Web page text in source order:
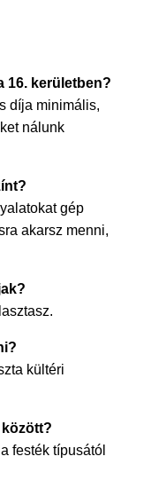
16. kerületben?
díja minimális,
nálunk
gép
akarsz menni,
kültéri
festék típusától